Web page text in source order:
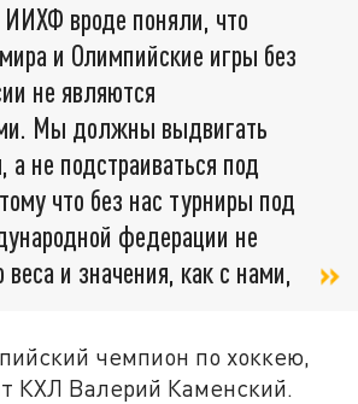
ИИХФ вроде поняли, что
и Олимпийские игры без
не являются
Мы должны выдвигать
а не подстраиваться под
что без нас турниры под
федерации не
веса и значения, как с нами,
чемпион по хоккею,
КХЛ Валерий Каменский.